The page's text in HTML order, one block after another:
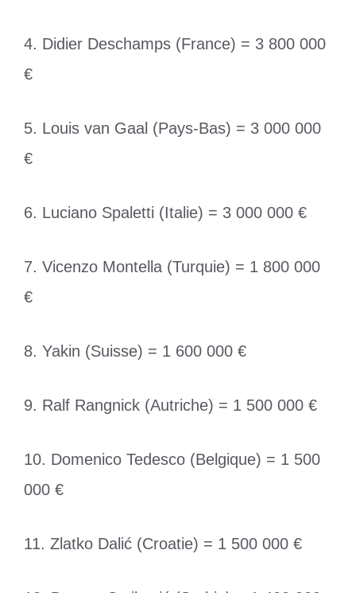
4. Didier Deschamps (France) = 3 800 000
€
5. Louis van Gaal (Pays-Bas) = 3 000 000
€
6. Luciano Spaletti (Italie) = 3 000 000 €
7. Vicenzo Montella (Turquie) = 1 800 000
€
8. Yakin (Suisse) = 1 600 000 €
9. Ralf Rangnick (Autriche) = 1 500 000 €
10. Domenico Tedesco (Belgique) = 1 500
000 €
11. Zlatko Dalić (Croatie) = 1 500 000 €